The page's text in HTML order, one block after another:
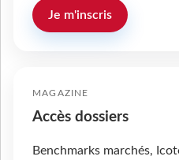
Je m'inscris
MAGAZINE
Accès dossiers
Benchmarks marchés,